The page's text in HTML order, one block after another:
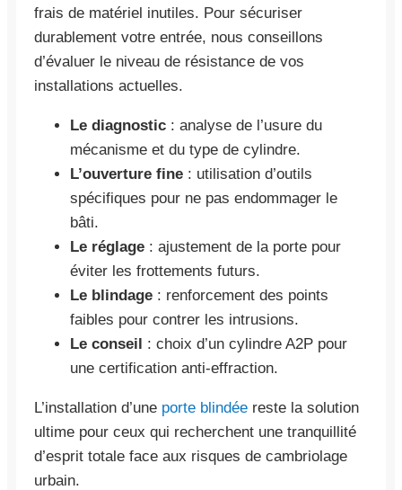
frais de matériel inutiles. Pour sécuriser
durablement votre entrée, nous conseillons
d’évaluer le niveau de résistance de vos
installations actuelles.
Le diagnostic : analyse de l’usure du
mécanisme et du type de cylindre.
L’ouverture fine : utilisation d’outils
spécifiques pour ne pas endommager le
bâti.
Le réglage : ajustement de la porte pour
éviter les frottements futurs.
Le blindage : renforcement des points
faibles pour contrer les intrusions.
Le conseil : choix d’un cylindre A2P pour
une certification anti-effraction.
L’installation d’une porte blindée reste la solution
ultime pour ceux qui recherchent une tranquillité
d’esprit totale face aux risques de cambriolage
urbain.